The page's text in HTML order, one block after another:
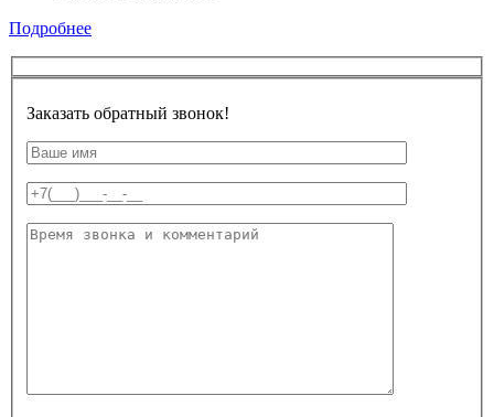
Подробнее
Заказать обратный звонок!